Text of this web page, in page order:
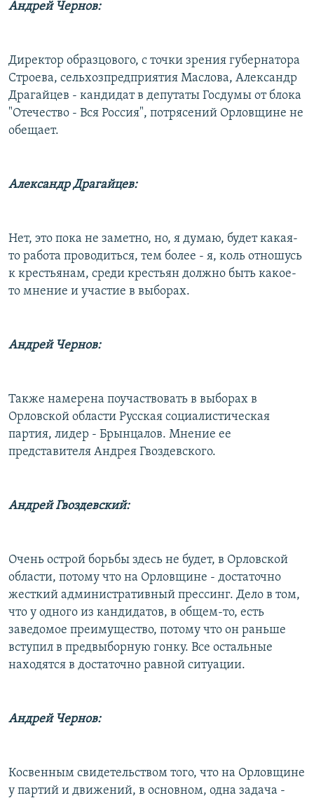
Андрей Чернов:
Директор образцового, с точки зрения губернатора
Строева, сельхозпредприятия Маслова, Александр
Драгайцев - кандидат в депутаты Госдумы от блока
"Отечество - Вся Россия", потрясений Орловщине не
обещает.
Александр Драгайцев:
Нет, это пока не заметно, но, я думаю, будет какая-
то работа проводиться, тем более - я, коль отношусь
к крестьянам, среди крестьян должно быть какое-
то мнение и участие в выборах.
Андрей Чернов:
Также намерена поучаствовать в выборах в
Орловской области Русская социалистическая
партия, лидер - Брынцалов. Мнение ее
представителя Андрея Гвоздевского.
Андрей Гвоздевский:
Очень острой борьбы здесь не будет, в Орловской
области, потому что на Орловщине - достаточно
жесткий административный прессинг. Дело в том,
что у одного из кандидатов, в общем-то, есть
заведомое преимущество, потому что он раньше
вступил в предвыборную гонку. Все остальные
находятся в достаточно равной ситуации.
Андрей Чернов:
Косвенным свидетельством того, что на Орловщине
у партий и движений, в основном, одна задача -